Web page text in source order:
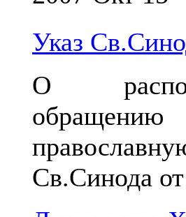
Указ
О
обращению
Св.Синода